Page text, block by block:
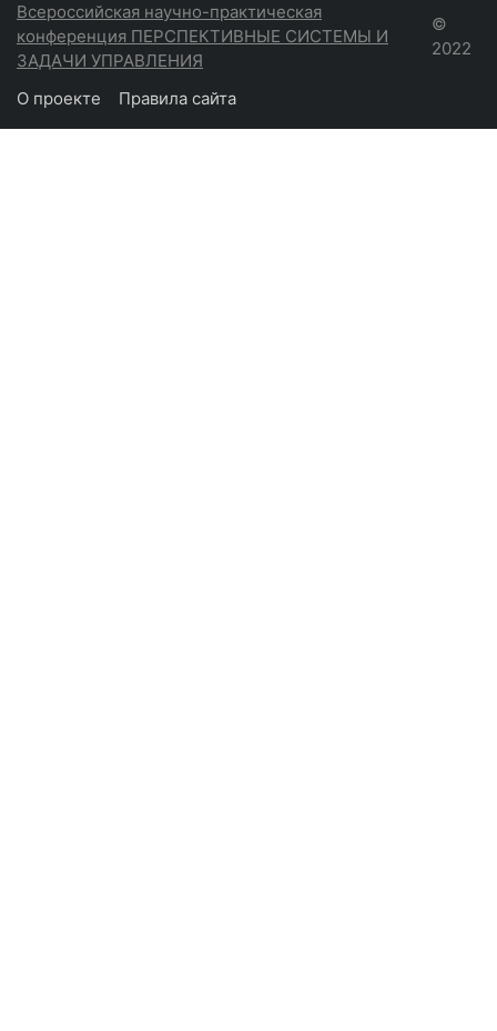
Всероссийская научно-практическая
конференция ПЕРСПЕКТИВНЫЕ СИСТЕМЫ И
ЗАДАЧИ УПРАВЛЕНИЯ
©
2022
О проекте Правила сайта